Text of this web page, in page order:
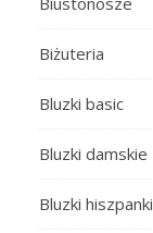
Biżuteria
Bluzki basic
Bluzki damskie
Bluzki hiszpanki